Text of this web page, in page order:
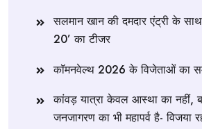
सलमान खान की दमदार एंट्री के
20’ का टीजर
कॉमनवेल्थ 2026 के विजेताओं का
कांवड़ यात्रा केवल आस्था का नहीं,
जनजागरण का भी महापर्व है- विजया